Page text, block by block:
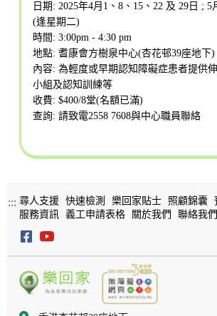
日期: 2025年4月1、8、15、22 及 29日 ; 5
(逢星期二)
時間: 3:00pm - 4:30 pm
地點: 耆康會方樹泉中心(杏花邨39座地下)
內容: 為輕度或早期認知障礙症患者提供
小組及認知訓練等
收費: $400/8堂(名額已滿)
查詢: 請致電2558 7608與中心職員聯絡
::: 尋人支援 快速檢測 樂回家貼士 照顧錦囊
服務資訊
義工申請表格 關於我們 聯絡我們